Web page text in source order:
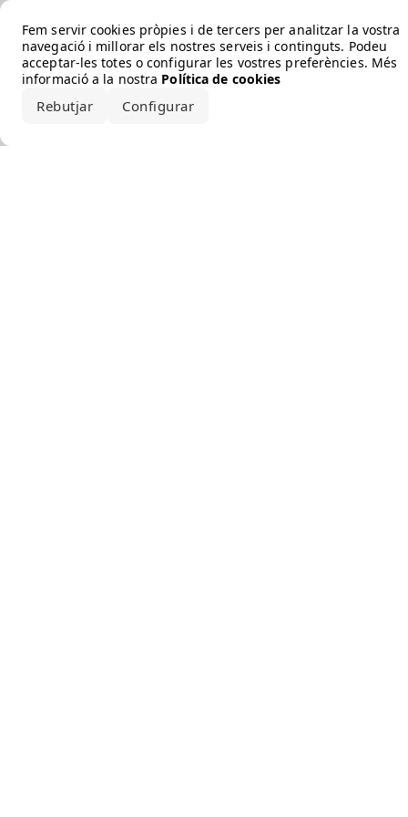
Fem servir cookies pròpies i de tercers per analitzar la vostra
navegació i millorar els nostres serveis i continguts. Podeu
acceptar-les totes o configurar les vostres preferències. Més
informació a la nostra Política de cookies
Rebutjar Configurar
Error loading the brand